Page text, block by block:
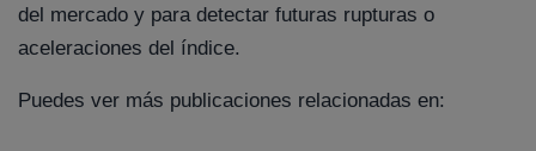
del mercado y para detectar futuras rupturas o
aceleraciones del índice.
Puedes ver más publicaciones relacionadas en: